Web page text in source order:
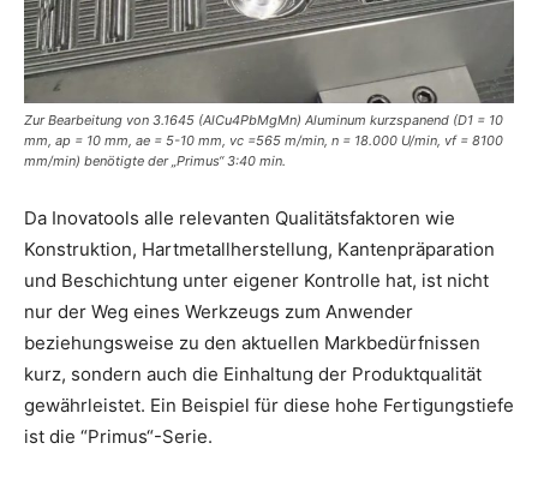
Zur Bearbeitung von 3.1645 (AlCu4PbMgMn) Aluminum kurzspanend (D1 = 10
mm, ap = 10 mm, ae = 5-10 mm, vc =565 m/min, n = 18.000 U/min, vf = 8100
mm/min) benötigte der „Primus“ 3:40 min.
Da Inovatools alle relevanten Qualitätsfaktoren wie
Konstruktion, Hartmetallherstellung, Kantenpräparation
und Beschichtung unter eigener Kontrolle hat, ist nicht
nur der Weg eines Werkzeugs zum Anwender
beziehungsweise zu den aktuellen Markbedürfnissen
kurz, sondern auch die Einhaltung der Produktqualität
gewährleistet. Ein Beispiel für diese hohe Fertigungstiefe
ist die “Primus“-Serie.